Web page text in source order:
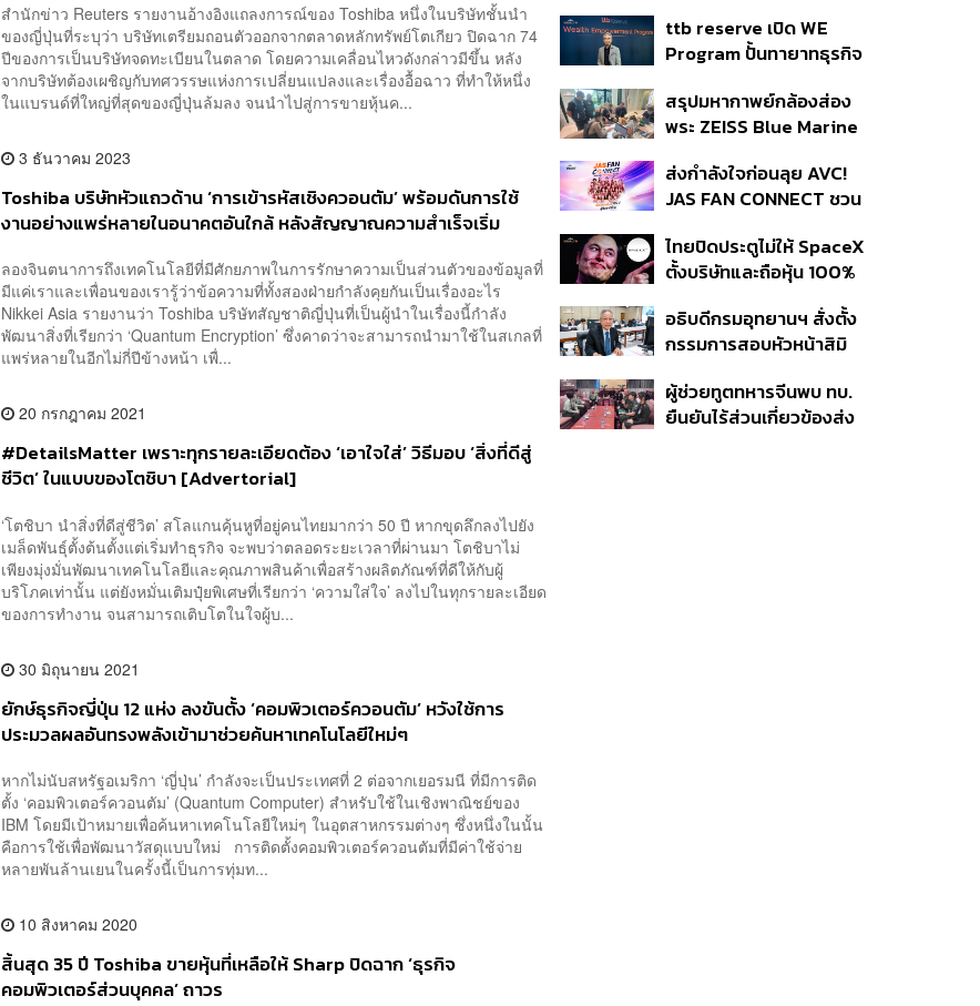
สำนักข่าว Reuters รายงานอ้างอิงแถลงการณ์ของ Toshiba หนึ่งในบริษัทชั้นนำ
ของญี่ปุ่นที่ระบุว่า บริษัทเตรียมถอนตัวออกจากตลาดหลักทรัพย์โตเกียว ปิดฉาก 74
ปีของการเป็นบริษัทจดทะเบียนในตลาด โดยความเคลื่อนไหวดังกล่าวมีขึ้น หลัง
จากบริษัทต้องเผชิญกับทศวรรษแห่งการเปลี่ยนแปลงและเรื่องอื้อฉาว ที่ทำให้หนึ่ง
ในแบรนด์ที่ใหญ่ที่สุดของญี่ปุ่นล้มลง จนนำไปสู่การขายหุ้นค...
3 ธันวาคม 2023
Toshiba บริษัทหัวแถวด้าน ‘การเข้ารหัสเชิงควอนตัม’ พร้อมดันการใช้
งานอย่างแพร่หลายในอนาคตอันใกล้ หลังสัญญาณความสำเร็จเริ่ม
ลองจินตนาการถึงเทคโนโลยีที่มีศักยภาพในการรักษาความเป็นส่วนตัวของข้อมูลที่
มีแค่เราและเพื่อนของเรารู้ว่าข้อความที่ทั้งสองฝ่ายกำลังคุยกันเป็นเรื่องอะไร
Nikkei Asia รายงานว่า Toshiba บริษัทสัญชาติญี่ปุ่นที่เป็นผู้นำในเรื่องนี้กำลัง
พัฒนาสิ่งที่เรียกว่า ‘Quantum Encryption’ ซึ่งคาดว่าจะสามารถนำมาใช้ในสเกลที่
แพร่หลายในอีกไม่กี่ปีข้างหน้า เพื่...
20 กรกฎาคม 2021
#DetailsMatter เพราะทุกรายละเอียดต้อง ‘เอาใจใส่’ วิธีมอบ ‘สิ่งที่ดีสู่
ชีวิต’ ในแบบของโตชิบา [Advertorial]
‘โตชิบา นำสิ่งที่ดีสู่ชีวิต’ สโลแกนคุ้นหูที่อยู่คนไทยมากว่า 50 ปี หากขุดลึกลงไปยัง
เมล็ดพันธุ์ตั้งต้นตั้งแต่เริ่มทำธุรกิจ จะพบว่าตลอดระยะเวลาที่ผ่านมา โตชิบาไม่
เพียงมุ่งมั่นพัฒนาเทคโนโลยีและคุณภาพสินค้าเพื่อสร้างผลิตภัณฑ์ที่ดีให้กับผู้
บริโภคเท่านั้น แต่ยังหมั่นเติมปุ๋ยพิเศษที่เรียกว่า ‘ความใส่ใจ’ ลงไปในทุกรายละเอียด
ของการทำงาน จนสามารถเติบโตในใจผู้บ...
30 มิถุนายน 2021
ยักษ์ธุรกิจญี่ปุ่น 12 แห่ง ลงขันตั้ง ‘คอมพิวเตอร์ควอนตัม’ หวังใช้การ
ประมวลผลอันทรงพลังเข้ามาช่วยค้นหาเทคโนโลยีใหม่ๆ
หากไม่นับสหรัฐอเมริกา ‘ญี่ปุ่น’ กำลังจะเป็นประเทศที่ 2 ต่อจากเยอรมนี ที่มีการติด
ตั้ง ‘คอมพิวเตอร์ควอนตัม’ (Quantum Computer) สำหรับใช้ในเชิงพาณิชย์ของ
IBM โดยมีเป้าหมายเพื่อค้นหาเทคโนโลยีใหม่ๆ ในอุตสาหกรรมต่างๆ ซึ่งหนึ่งในนั้น
คือการใช้เพื่อพัฒนาวัสดุแบบใหม่ การติดตั้งคอมพิวเตอร์ควอนตัมที่มีค่าใช้จ่าย
หลายพันล้านเยนในครั้งนี้เป็นการทุ่มท...
10 สิงหาคม 2020
สิ้นสุด 35 ปี Toshiba ขายหุ้นที่เหลือให้ Sharp ปิดฉาก ‘ธุรกิจ
คอมพิวเตอร์ส่วนบุคคล’ ถาวร
ปี 2026
ttb reserve เปิด WE
Program ปั้นทายาทธุรกิจ
ตั้งเป้าขยายฐานลูกค้าแตะ
11,000 ราย ดัน AUM
ปีข้างหน้า
สรุปมหากาพย์กล้องส่อง
พระ ZEISS Blue Marine
สู่ข้อพิพาท ‘มาเวลล์ฯ’
ฟ้อง ‘โทน บางแค’ ผิดนัด
ส่งกำลังใจก่อนลุย AVC!
JAS FAN CONNECT ชวน
สาวทีมชาติไทย 15 ส.ค.นี้
ไทยปิดประตูไม่ให้ SpaceX
ตั้งบริษัทและถือหุ้น 100%
ต่ำเป็นเรื่องอธิปไตย ไม่
ยอมแลกในโต๊ะเจรจาการ
อธิบดีกรมอุทยานฯ สั่งตั้ง
กรรมการสอบหัวหน้าสิมิ
แรม ทั้งที่ประกาศห้ามค้าง
คืนตั้งแต่ปี 61
ผู้ช่วยทูตทหารจีนพบ ทบ.
ยืนยันไร้ส่วนเกี่ยวข้องส่ง